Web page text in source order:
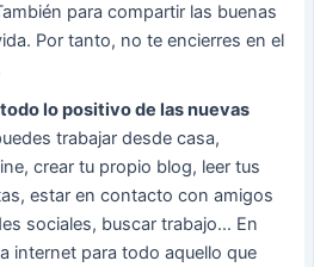
para compartir las buenas
Por tanto, no te encierres en el
lo positivo de las nuevas
trabajar desde casa,
crear tu propio blog, leer tus
estar en contacto con amigos
sociales, buscar trabajo… En
internet para todo aquello que